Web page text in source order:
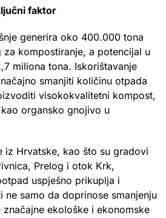
faktor
generira oko 400.000 tona
kompostiranje, a potencijal u
miliona tona. Iskorištavanje
smanjiti količinu otpada
visokokvalitetni kompost,
organsko gnojivo u
iz Hrvatske, kao što su gradovi
Prelog i otok Krk,
uspješno prikuplja i
ne samo da doprinose smanjenju
ekološke i ekonomske